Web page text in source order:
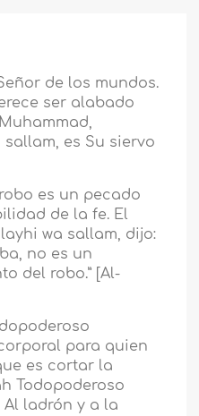
de los mundos.
ser alabado
es Su siervo
es un pecado
de la fe. El
wa sallam, dijo:
no es un
del robo.” [Al-
para quien
es cortar la
Todopoderoso
Al ladrón y a la